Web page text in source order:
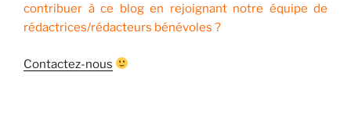
contribuer à ce blog en rejoignant notre équipe de
rédactrices/rédacteurs bénévoles ?
Contactez-nous